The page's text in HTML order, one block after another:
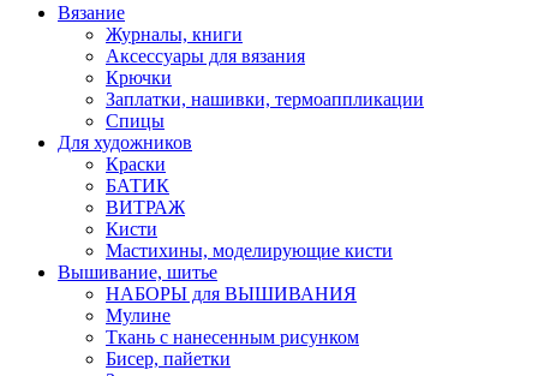
Вязание
Журналы, книги
Аксессуары для вязания
Крючки
Заплатки, нашивки, термоаппликации
Спицы
Для художников
Краски
БАТИК
ВИТРАЖ
Кисти
Мастихины, моделирующие кисти
Вышивание, шитье
НАБОРЫ для ВЫШИВАНИЯ
Мулине
Ткань с нанесенным рисунком
Бисер, пайетки